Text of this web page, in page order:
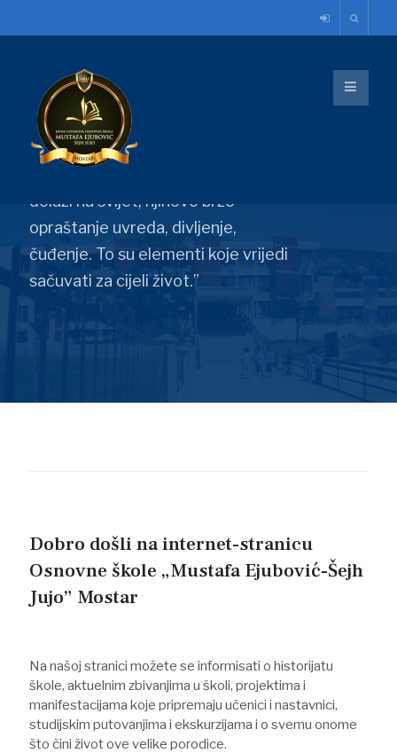
je u našim rukama
„Ono što je kod djece lijepo i
fascinantno, to je njihovo povjerenje
- ono što je Ericsson nazvao
dolazi na svijet, njihovo brzo
opraštanje uvreda, divljenje,
čuđenje. To su elementi koje vrijedi
sačuvati za cijeli život.”
Dobro došli na internet-stranicu
Osnovne škole „Mustafa Ejubović-Šejh
Jujo” Mostar
Na našoj stranici možete se informisati o historijatu
škole, aktuelnim zbivanjima u školi, projektima i
manifestacijama koje pripremaju učenici i nastavnici,
studijskim putovanjima i ekskurzijama i o svemu onome
što čini život ove velike porodice.